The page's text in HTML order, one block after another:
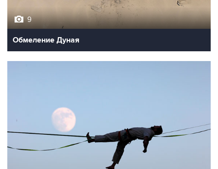
9
Обмеление Дуная